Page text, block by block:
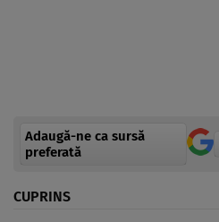
Adaugă-ne ca sursă
preferată
CUPRINS